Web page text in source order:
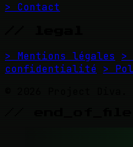
> Contact
> Mentions légales
>
confidentialité >